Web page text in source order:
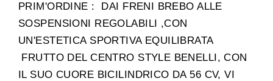
PRIM'ORDINE : DAI FRENI BREBO ALLE
SOSPENSIONI REGOLABILI ,CON
UN'ESTETICA SPORTIVA EQUILIBRATA
FRUTTO DEL CENTRO STYLE BENELLI, CON
IL SUO CUORE BICILINDRICO DA 56 CV, VI